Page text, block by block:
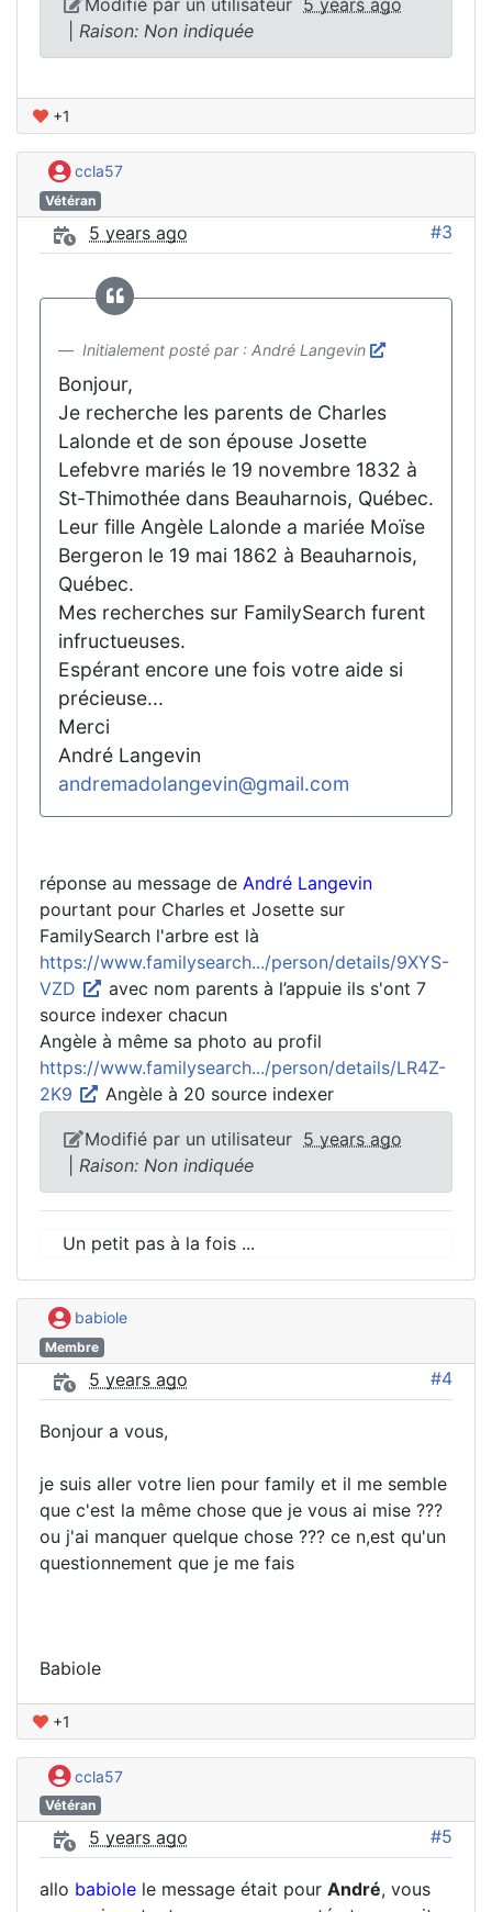
Modifié par un utilisateur 5 years ago
Raison: Non indiquée
+1
ccla57
Vétéran
5 years ago #3
Initialement posté par : André Langevin
Bonjour,
Je recherche les parents de Charles
Lalonde et de son épouse Josette
Lefebvre mariés le 19 novembre 1832 à
St-Thimothée dans Beauharnois, Québec.
Leur fille Angèle Lalonde a mariée Moïse
Bergeron le 19 mai 1862 à Beauharnois,
Québec.
Mes recherches sur FamilySearch furent
infructueuses.
Espérant encore une fois votre aide si
précieuse...
Merci
André Langevin
andremadolangevin@gmail.com
réponse au message de André Langevin
pourtant pour Charles et Josette sur
FamilySearch l'arbre est là
https://www.familysearch.../person/details/9XYS-
VZD
avec nom parents à l’appuie ils s'ont 7
source indexer chacun
Angèle à même sa photo au profil
https://www.familysearch.../person/details/LR4Z-
2K9
Angèle à 20 source indexer
Modifié par un utilisateur 5 years ago
Raison: Non indiquée
Un petit pas à la fois ...
babiole
Membre
5 years ago #4
Bonjour a vous,
je suis aller votre lien pour family et il me semble
que c'est la même chose que je vous ai mise ???
ou j'ai manquer quelque chose ??? ce n,est qu'un
questionnement que je me fais
Babiole
+1
ccla57
Vétéran
5 years ago #5
allo babiole le message était pour André, vous